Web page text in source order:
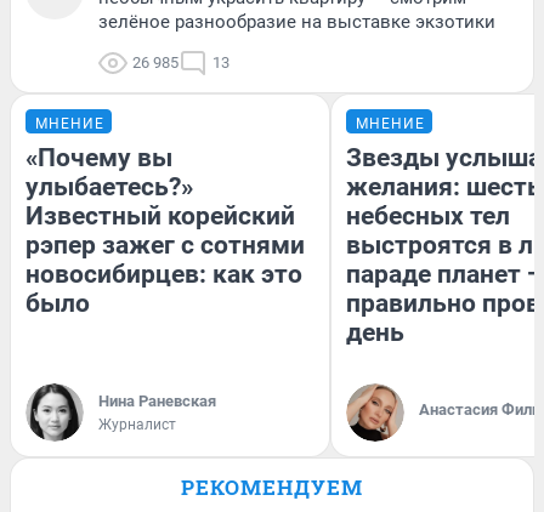
зелёное разнообразие на выставке экзотики
26 985 13
МНЕНИЕ
«Почему вы
улыбаетесь?»
Известный корейский
рэпер зажег с сотнями
новосибирцев: как это
было
Нина Раневская
Журналист
МНЕНИЕ
Звезды
желания: шесть
небесных тел
выстроятся в
параде планет
правильно
день
Анастасия
РЕКОМЕНДУЕМ